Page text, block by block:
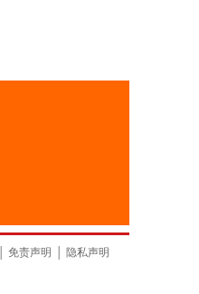
免责声明
隐私声明